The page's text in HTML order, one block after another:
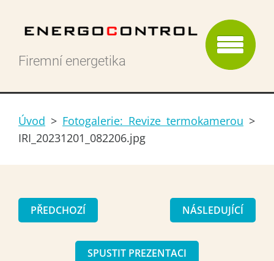
Firemní energetika
Úvod > Fotogalerie: Revize termokamerou >
IRI_20231201_082206.jpg
PŘEDCHOZÍ NÁSLEDUJÍCÍ
SPUSTIT PREZENTACI